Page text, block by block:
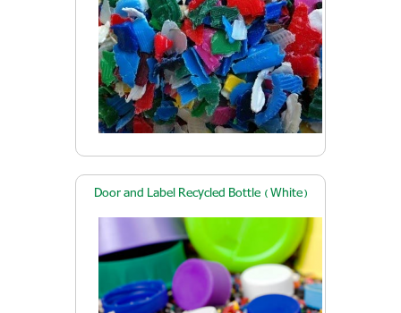
Door and Label Recycled Bottle ( White)